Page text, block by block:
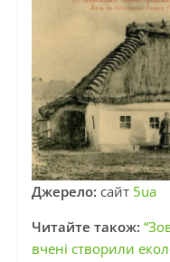
Джерело: сайт 5ua
Читайте також:
вчені створили